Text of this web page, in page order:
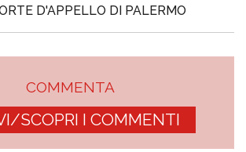
D'APPELLO DI PALERMO
COMMENTA
SCOPRI I COMMENTI